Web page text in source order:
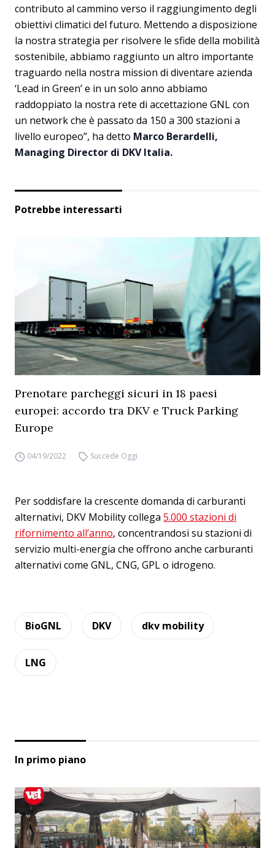
contributo al cammino verso il raggiungimento degli
obiettivi climatici del futuro. Mettendo a disposizione
la nostra strategia per risolvere le sfide della mobilità
sostenibile, abbiamo raggiunto un altro importante
traguardo nella nostra mission di diventare azienda
‘Lead in Green’ e in un solo anno abbiamo
raddoppiato la nostra rete di accettazione GNL con
un network che è passato da 150 a 300 stazioni a
livello europeo”, ha detto Marco Berardelli,
Managing Director di DKV Italia.
Potrebbe interessarti
Prenotare parcheggi sicuri in 18 paesi
europei: accordo tra DKV e Truck Parking
Europe
04/19/2022 Succede Oggi
Per soddisfare la crescente domanda di carburanti
alternativi, DKV Mobility collega 5.000 stazioni di
rifornimento all’anno, concentrandosi su stazioni di
servizio multi-energia che offrono anche carburanti
alternativi come GNL, CNG, GPL o idrogeno.
BioGNL DKV dkv mobility
LNG
In primo piano